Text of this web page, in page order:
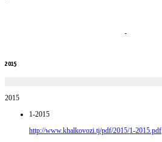
2015
2015
1-2015
http://www.khalkovozi.tj/pdf/2015/1-2015.pdf